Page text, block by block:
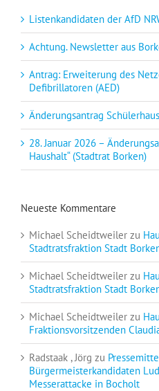
Listenkandidaten der AfD
Achtung. Newsletter aus
Antrag: Erweiterung des
Defibrillatoren (AED)
Änderungsantrag
28. Januar 2026 –
Haushalt“ (Stadtrat Borken)
Neueste Kommentare
Michael Scheidtweiler zu
Stadtratsfraktion Stadt
Michael Scheidtweiler zu
Stadtratsfraktion Stadt
Michael Scheidtweiler zu
Fraktionsvorsitzenden
Radstaak , Jörg zu
Bürgermeisterkandidaten
Messerattacke in Bocholt